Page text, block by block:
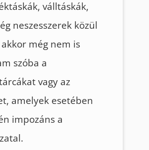
válltáskák,
neszesszerek közül
akkor még nem is
szóba a
vagy az
amelyek esetében
impozáns a